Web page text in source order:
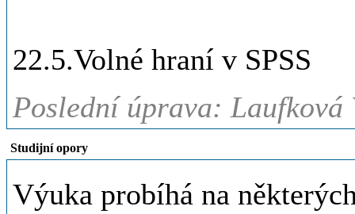
22.5.Volné hraní v SPSS
Poslední úprava: Laufková
Studijní opory
Výuka probíhá na